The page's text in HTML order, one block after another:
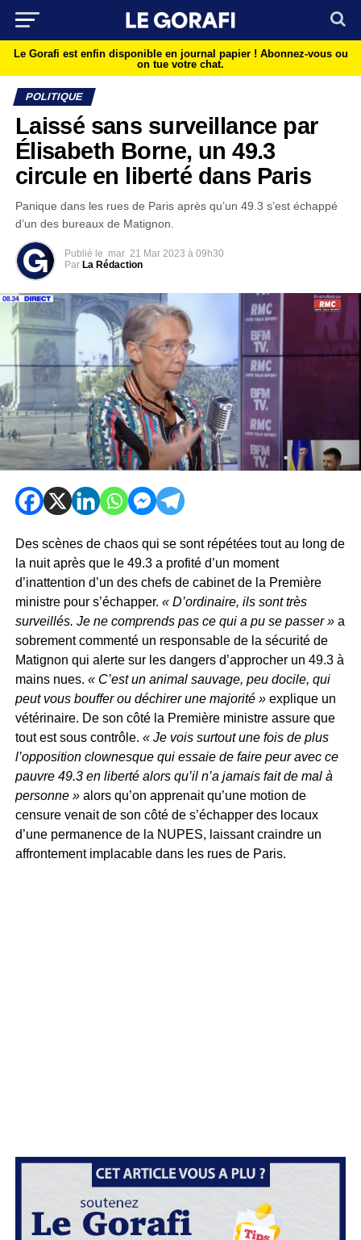
Le Gorafi est enfin disponible en journal papier ! Abonnez-vous ou
on tue votre chat.
POLITIQUE
Laissé sans surveillance par
Élisabeth Borne, un 49.3
circule en liberté dans Paris
Panique dans les rues de Paris après qu’un 49.3 s’est échappé
d’un des bureaux de Matignon.
Publié le mar 21 Mar 2023 à 09h30
Par La Rédaction
Des scènes de chaos qui se sont répétées tout au long de
la nuit après que le 49.3 a profité d’un moment
d’inattention d’un des chefs de cabinet de la Première
ministre pour s’échapper. « D’ordinaire, ils sont très
surveillés. Je ne comprends pas ce qui a pu se passer » a
sobrement commenté un responsable de la sécurité de
Matignon qui alerte sur les dangers d’approcher un 49.3 à
mains nues. « C’est un animal sauvage, peu docile, qui
peut vous bouffer ou déchirer une majorité »explique un
vétérinaire. De son côté la Première ministre assure que
tout est sous contrôle. « Je vois surtout une fois de plus
l’opposition clownesque qui essaie de faire peur avec ce
pauvre 49.3 en liberté alors qu’il n’a jamais fait de mal à
personne »alors qu’on apprenait qu’une motion de
censure venait de son côté de s’échapper des locaux
d’une permanence de la NUPES, laissant craindre un
affrontement implacable dans les rues de Paris.